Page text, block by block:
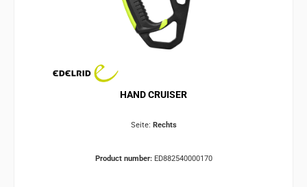
HAND CRUISER
Seite: Rechts
Product number: ED882540000170